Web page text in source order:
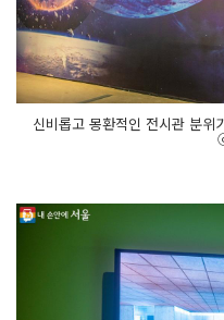
신비롭고 몽환적인 전시관 분